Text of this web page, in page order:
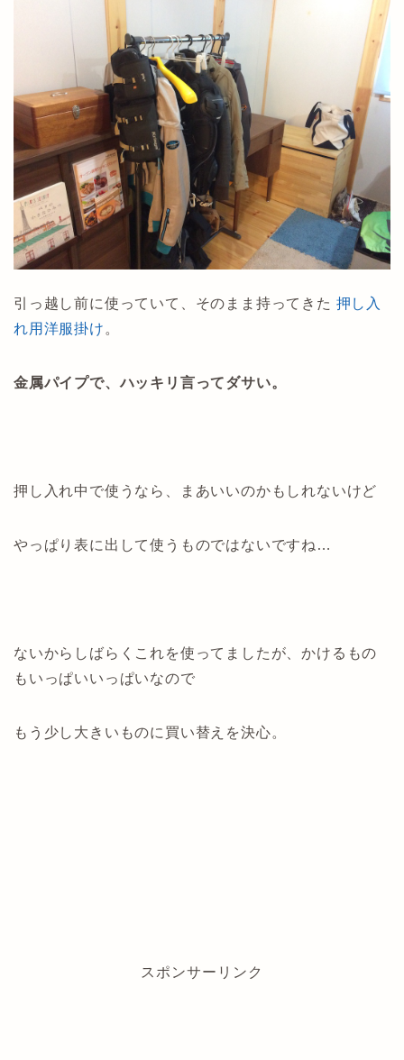
引っ越し前に使っていて、そのまま持ってきた 押し入
れ用洋服掛け 。
金属パイプで、ハッキリ言ってダサい。
押し入れ中で使うなら、まあいいのかもしれないけど
やっぱり表に出して使うものではないですね…
ないからしばらくこれを使ってましたが、かけるもの
もいっぱいいっぱいなので
もう少し大きいものに買い替えを決心。
スポンサーリンク